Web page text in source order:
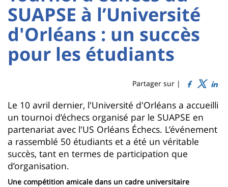
:
Sidebar
:
Main
content
Titre
de
page
SUAPSE à l’Université
d'Orléans : un succès
pour les étudiants
Partager sur |
Contenu
de
la
page
principale
Le 10 avril dernier, l'Université d'Orléans a accueilli
un tournoi d’échecs organisé par le SUAPSE en
partenariat avec l'US Orléans Échecs. L’événement
a rassemblé 50 étudiants et a été un véritable
succès, tant en termes de participation que
d’organisation.
Une compétition amicale dans un cadre universitaire